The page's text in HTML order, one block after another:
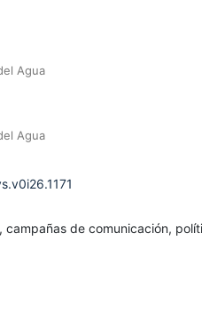
Agua
Agua
campañas de comunicación,